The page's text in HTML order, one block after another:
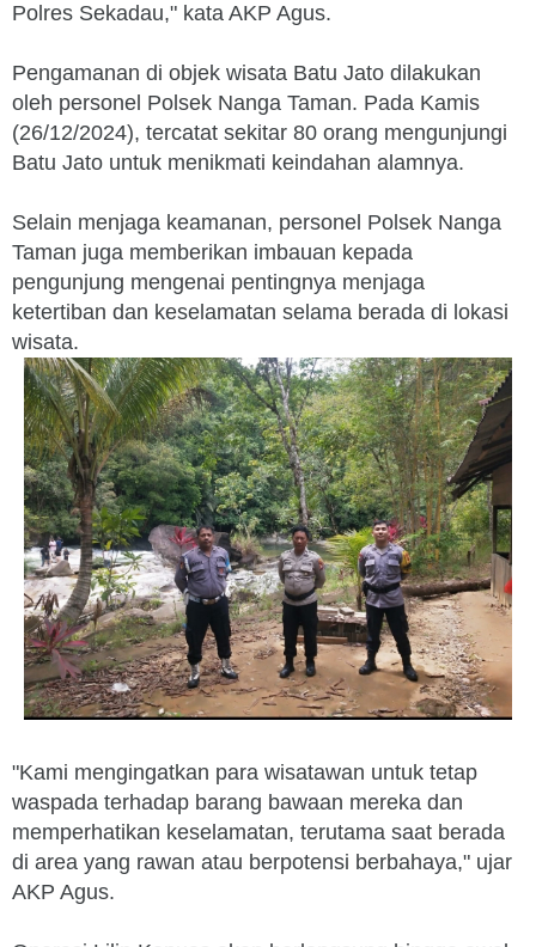
Polres Sekadau," kata AKP Agus.
Pengamanan di objek wisata Batu Jato dilakukan
oleh personel Polsek Nanga Taman. Pada Kamis
(26/12/2024), tercatat sekitar 80 orang mengunjungi
Batu Jato untuk menikmati keindahan alamnya.
Selain menjaga keamanan, personel Polsek Nanga
Taman juga memberikan imbauan kepada
pengunjung mengenai pentingnya menjaga
ketertiban dan keselamatan selama berada di lokasi
wisata.
"Kami mengingatkan para wisatawan untuk tetap
waspada terhadap barang bawaan mereka dan
memperhatikan keselamatan, terutama saat berada
di area yang rawan atau berpotensi berbahaya," ujar
AKP Agus.